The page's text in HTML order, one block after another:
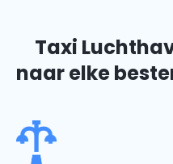
Taxi
naar elke